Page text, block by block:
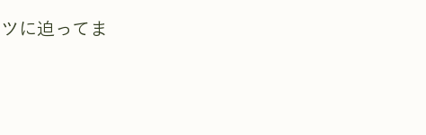
に迫ってま